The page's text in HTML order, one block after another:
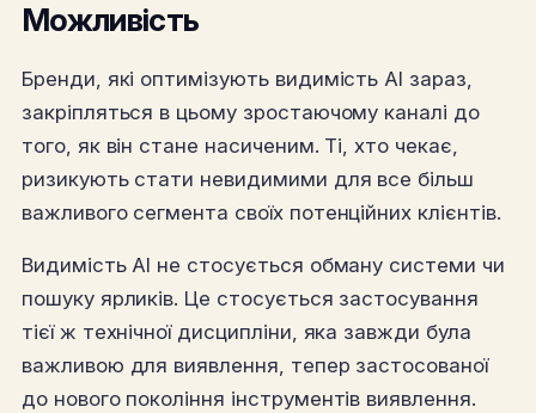
Можливість
Бренди, які оптимізують видимість AI зараз,
закріпляться в цьому зростаючому каналі до
того, як він стане насиченим. Ті, хто чекає,
ризикують стати невидимими для все більш
важливого сегмента своїх потенційних клієнтів.
Видимість AI не стосується обману системи чи
пошуку ярликів. Це стосується застосування
тієї ж технічної дисципліни, яка завжди була
важливою для виявлення, тепер застосованої
до нового покоління інструментів виявлення.